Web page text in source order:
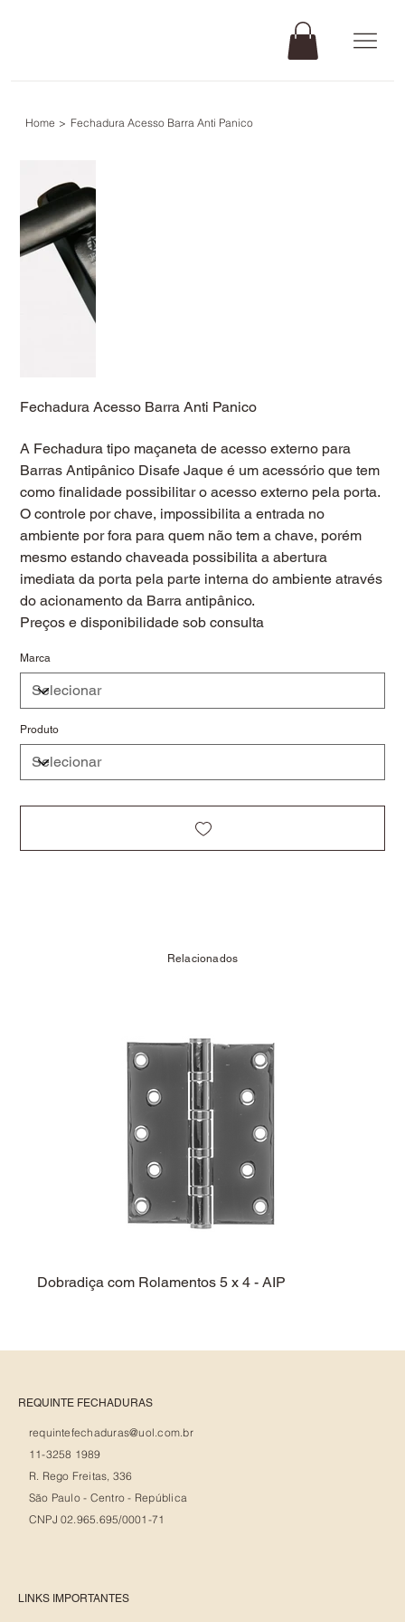
Home > Fechadura Acesso Barra Anti Panico
Fechadura Acesso Barra Anti Panico
A Fechadura tipo maçaneta de acesso externo para
Barras Antipânico Disafe Jaque é um acessório que tem
como finalidade possibilitar o acesso externo pela porta.
O controle por chave, impossibilita a entrada no
ambiente por fora para quem não tem a chave, porém
mesmo estando chaveada possibilita a abertura
imediata da porta pela parte interna do ambiente através
do acionamento da Barra antipânico.
Preços e disponibilidade sob consulta
Marca
Produto
Relacionados
Dobradiça com Rolamentos 5 x 4 - AIP
REQUINTE FECHADURAS
requintefechaduras@uol.com.br
11-3258 1989
R. Rego Freitas, 336
São Paulo - Centro - República
CNPJ 02.965.695/0001-71
LINKS IMPORTANTES